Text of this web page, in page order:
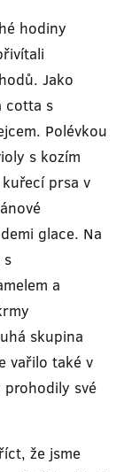
hodiny
Jako
cotta s
Polévkou
s kozím
prsa v
glace. Na
s
a
skupina
vařilo také v
své
že jsme